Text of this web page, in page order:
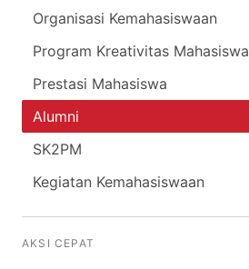
Organisasi Kemahasiswaan
Program Kreativitas Mahasiswa
Prestasi Mahasiswa
Alumni
SK2PM
Kegiatan Kemahasiswaan
AKSI CEPAT